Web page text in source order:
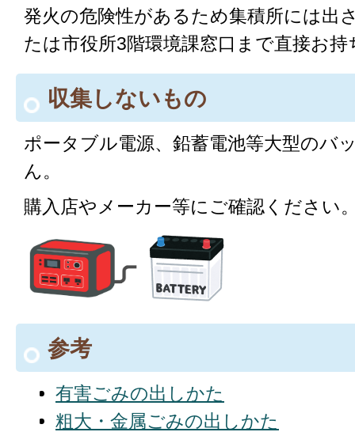
発火の危険性があるため集積所には出
たは市役所3階環境課窓口まで直接お
収集しないもの
ポータブル電源、鉛蓄電池等大型のバ
ん。
購入店やメーカー等にご確認ください
参考
有害ごみの出しかた
粗大・金属ごみの出しかた